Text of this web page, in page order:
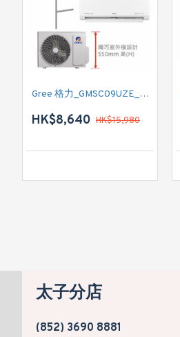
Gree 格力_GMSC09UZE_GMSC12UZE_GMSC18UZC_R32 掛牆變頻式1拖2分體冷氣機 (淨冷型)
HK$8,640 HK$15,980
太子分店
(852) 3690 8881